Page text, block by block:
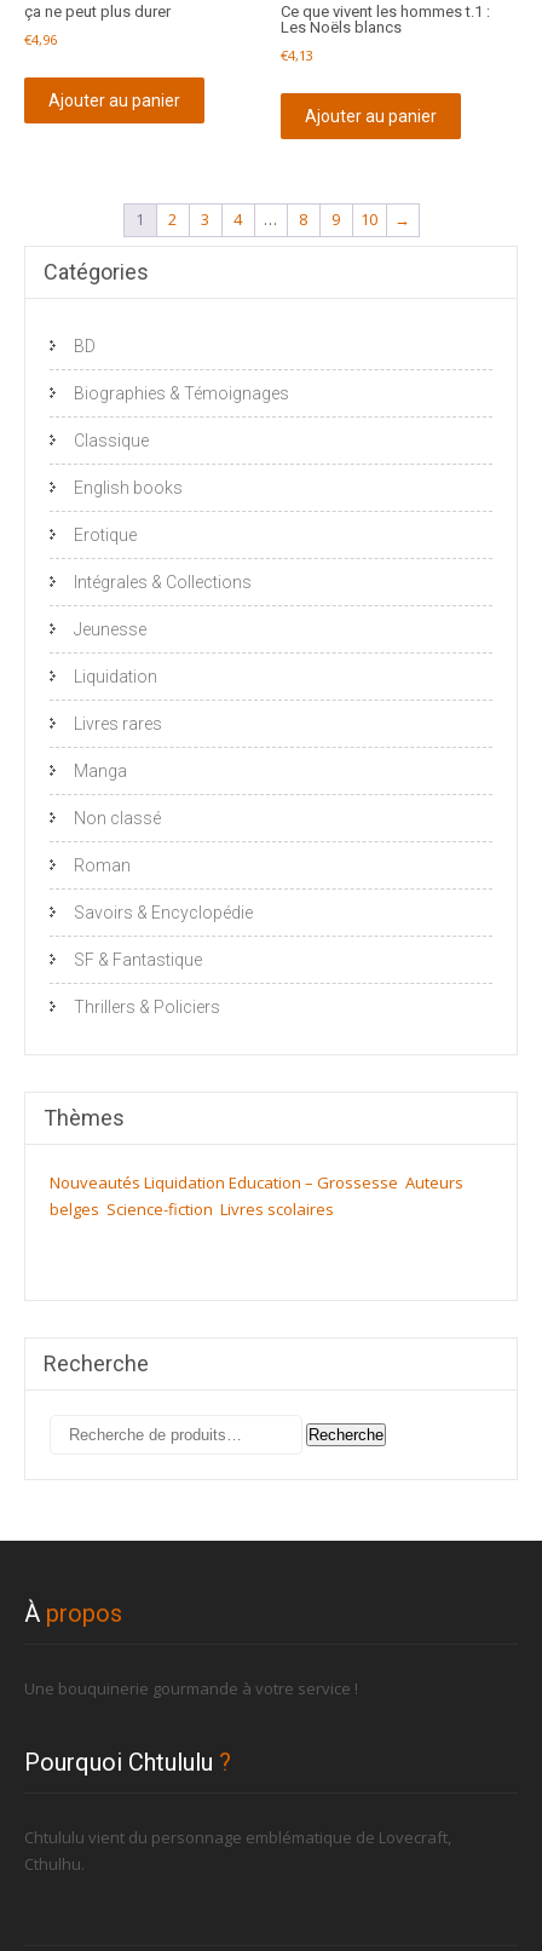
ça ne peut plus durer
€4,96
Ajouter au panier
Ce que vivent les hommes t.1 :
Les Noëls blancs
€4,13
Ajouter au panier
1 2 3 4 … 8 9 10 →
Catégories
BD
Biographies & Témoignages
Classique
English books
Erotique
Intégrales & Collections
Jeunesse
Liquidation
Livres rares
Manga
Non classé
Roman
Savoirs & Encyclopédie
SF & Fantastique
Thrillers & Policiers
Thèmes
Nouveautés Liquidation Education – Grossesse Auteurs
belges Science-fiction Livres scolaires
Recherche
Recherche
Recherche
À propos
Une bouquinerie gourmande à votre service !
Pourquoi Chtululu ?
Chtululu vient du personnage emblématique de Lovecraft,
Cthulhu.